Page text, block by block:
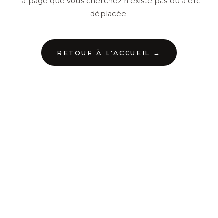
déplacée.
RETOUR À L'ACCUEIL →